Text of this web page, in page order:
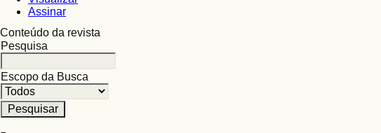
Assinar
Conteúdo da revista
Pesquisa
Escopo da Busca